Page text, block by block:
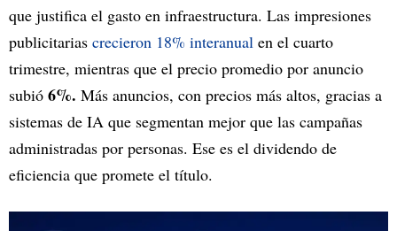
que justifica el gasto en infraestructura. Las impresiones
publicitarias crecieron 18% interanual en el cuarto
trimestre, mientras que el precio promedio por anuncio
subió 6%. Más anuncios, con precios más altos, gracias a
sistemas de IA que segmentan mejor que las campañas
administradas por personas. Ese es el dividendo de
eficiencia que promete el título.